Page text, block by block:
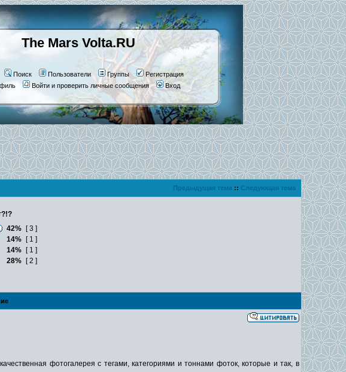
The Mars Volta.RU
Поиск Пользователи Группы
Регистрация
Войти и проверить личные сообщения Вход
Предыдущая тема :: Следующая тема
42%
[ 3 ]
14%
[ 1 ]
14%
[ 1 ]
28%
[ 2 ]
фотогалерея с тегами, категориями и тоннами фоток, которые и так, в